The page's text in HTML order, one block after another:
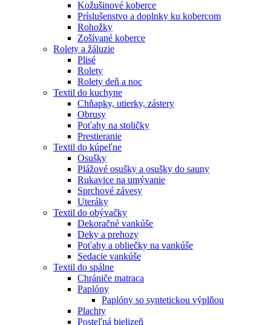
Kožušinové koberce
Príslušenstvo a doplnky ku kobercom
Rohožky
Zošívané koberce
Rolety a žáluzie
Plisé
Rolety
Rolety deň a noc
Textil do kuchyne
Chňapky, utierky, zástery
Obrusy
Poťahy na stoličky
Prestieranie
Textil do kúpeľne
Osušky
Plážové osušky a osušky do sauny
Rukavice na umývanie
Sprchové závesy
Uteráky
Textil do obývačky
Dekoračné vankúše
Deky a prehozy
Poťahy a obliečky na vankúše
Sedacie vankúše
Textil do spálne
Chrániče matraca
Paplóny
Paplóny so syntetickou výplňou
Plachty
Posteľná bielizeň